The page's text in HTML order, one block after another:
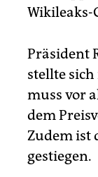
Wikileaks-
Präsident
stellte
muss vor
dem
Zudem ist
gestiegen.